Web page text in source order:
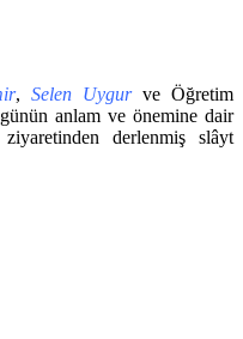
, Selen Uygurve Öğretim
anlam ve önemine dair
ziyaretinden derlenmiş slâyt